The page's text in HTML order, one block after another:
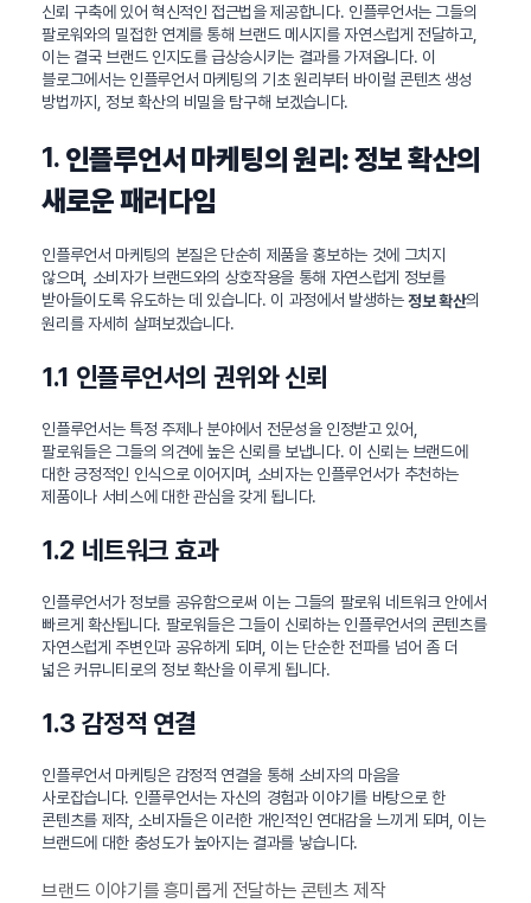
신뢰 구축에 있어 혁신적인 접근법을 제공합니다. 인플루언서는 그들의
팔로워와의 밀접한 연계를 통해 브랜드 메시지를 자연스럽게 전달하고,
이는 결국 브랜드 인지도를 급상승시키는 결과를 가져옵니다. 이
블로그에서는 인플루언서 마케팅의 기초 원리부터 바이럴 콘텐츠 생성
방법까지, 정보 확산의 비밀을 탐구해 보겠습니다.
1. 인플루언서 마케팅의 원리: 정보 확산의
새로운 패러다임
인플루언서 마케팅의 본질은 단순히 제품을 홍보하는 것에 그치지
않으며, 소비자가 브랜드와의 상호작용을 통해 자연스럽게 정보를
받아들이도록 유도하는 데 있습니다. 이 과정에서 발생하는정보 확산의
원리를 자세히 살펴보겠습니다.
1.1 인플루언서의 권위와 신뢰
인플루언서는 특정 주제나 분야에서 전문성을 인정받고 있어,
팔로워들은 그들의 의견에 높은 신뢰를 보냅니다. 이 신뢰는 브랜드에
대한 긍정적인 인식으로 이어지며, 소비자는 인플루언서가 추천하는
제품이나 서비스에 대한 관심을 갖게 됩니다.
1.2 네트워크 효과
인플루언서가 정보를 공유함으로써 이는 그들의 팔로워 네트워크 안에서
빠르게 확산됩니다. 팔로워들은 그들이 신뢰하는 인플루언서의 콘텐츠를
자연스럽게 주변인과 공유하게 되며, 이는 단순한 전파를 넘어 좀 더
넓은 커뮤니티로의 정보 확산을 이루게 됩니다.
1.3 감정적 연결
인플루언서 마케팅은 감정적 연결을 통해 소비자의 마음을
사로잡습니다. 인플루언서는 자신의 경험과 이야기를 바탕으로 한
콘텐츠를 제작, 소비자들은 이러한 개인적인 연대감을 느끼게 되며, 이는
브랜드에 대한 충성도가 높아지는 결과를 낳습니다.
브랜드 이야기를 흥미롭게 전달하는 콘텐츠 제작